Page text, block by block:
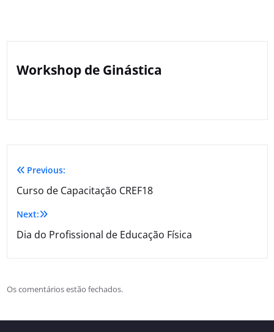
Workshop de Ginástica
Previous:
Curso de Capacitação CREF18
Next:
Dia do Profissional de Educação Física
Os comentários estão fechados.